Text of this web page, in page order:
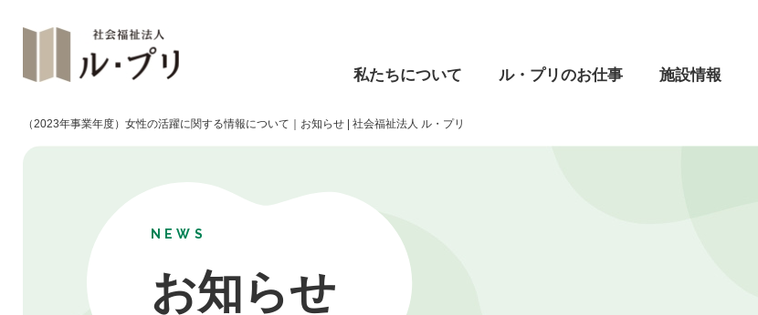
私たちについて ル・プリのお仕事 施設情報
（2023年事業年度）女性の活躍に関する情報について｜お知らせ | 社会福祉法人 ル・プリ
NEWS
お知らせ